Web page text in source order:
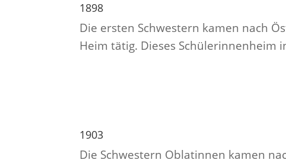
1898
Die ersten Schwestern kamen nach
Heim tätig. Dieses Schülerinnenheim
1903
Die Schwestern Oblatinnen kamen